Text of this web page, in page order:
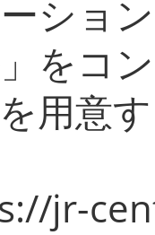
ショ
をコ
用意
jr-